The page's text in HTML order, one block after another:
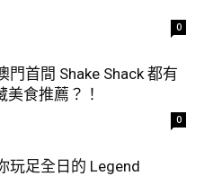
0
門首間 Shake Shack 都有
食推薦？！
0
玩足全日的 Legend